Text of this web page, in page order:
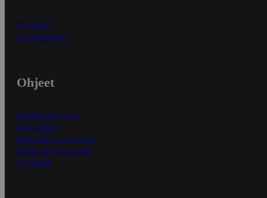
Myymälät
Asiakaspalvelu
Ohjeet
Ensitilaajan ohjeet
Näin maksat
Näin tilaat ja muokkaat
Kaikki ohjeet ja vinkit
In English